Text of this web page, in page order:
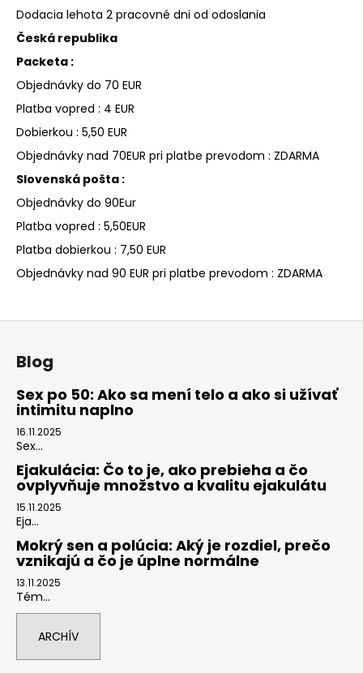
Dodacia lehota 2 pracovné dni od odoslania
Česká republika
Packeta :
Objednávky do 70 EUR
Platba vopred : 4 EUR
Dobierkou : 5,50 EUR
Objednávky nad 70EUR pri platbe prevodom : ZDARMA
Slovenská pošta :
Objednávky do 90Eur
Platba vopred : 5,50EUR
Platba dobierkou : 7,50 EUR
Objednávky nad 90 EUR pri platbe prevodom : ZDARMA
O
d
p
o
r
ú
č
a
m
ELIXIR
PREMIUM
100ML
€21,90
Z
Blog
Sex po 50: Ako sa mení telo a ako si užívať
intimitu naplno
16.11.2025
Sex...
Ejakulácia: Čo to je, ako prebieha a čo
ovplyvňuje množstvo a kvalitu ejakulátu
15.11.2025
Eja...
Mokrý sen a polúcia: Aký je rozdiel, prečo
vznikajú a čo je úplne normálne
13.11.2025
Tém...
ARCHÍV